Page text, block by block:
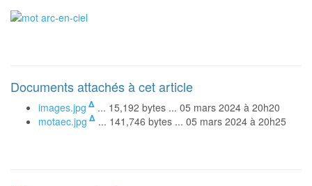
Documents attachés à cet article
images.jpg Δ ... 15,192 bytes ... 05 mars 2024 à 20h20
motaec.jpg Δ ... 141,746 bytes ... 05 mars 2024 à 20h25